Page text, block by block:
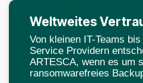
Weltweites
Von kleinen IT-Teams
Service Providern
ARTESCA, wenn es um
ransomwarefreies